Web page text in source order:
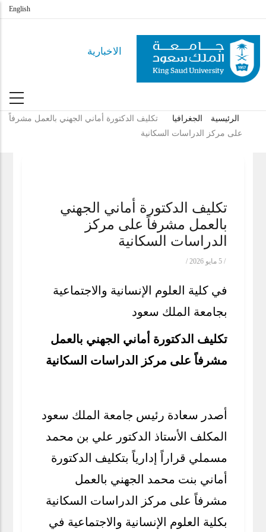
المحتوى
الرئيسي
English
الاخبارية
مسار
الرئيسية الجغرافيا
تكليف الدكتورة أماني الجهني بالعمل مشرفاً
على مركز الدراسات السكانية
تكليف الدكتورة أماني الجهني
بالعمل مشرفاً على مركز
الدراسات السكانية
/5 مايو 2026 /
في كلية العلوم الإنسانية والاجتماعية
بجامعة الملك سعود
تكليف الدكتورة أماني الجهني بالعمل
مشرفاً على مركز الدراسات السكانية
أصدر سعادة رئيس جامعة الملك سعود
المكلف الأستاذ الدكتور علي بن محمد
مسملي قراراً إدارياً بتكليف الدكتورة
أماني بنت محمد الجهني بالعمل
مشرفاً على مركز الدراسات السكانية
بكلية العلوم الإنسانية والاجتماعية في